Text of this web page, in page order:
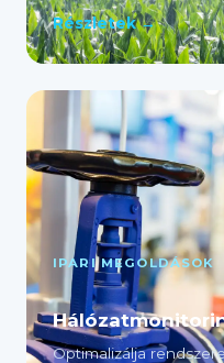
Részletek →
IPARI MEGOLDÁSOK
Optimalizálja